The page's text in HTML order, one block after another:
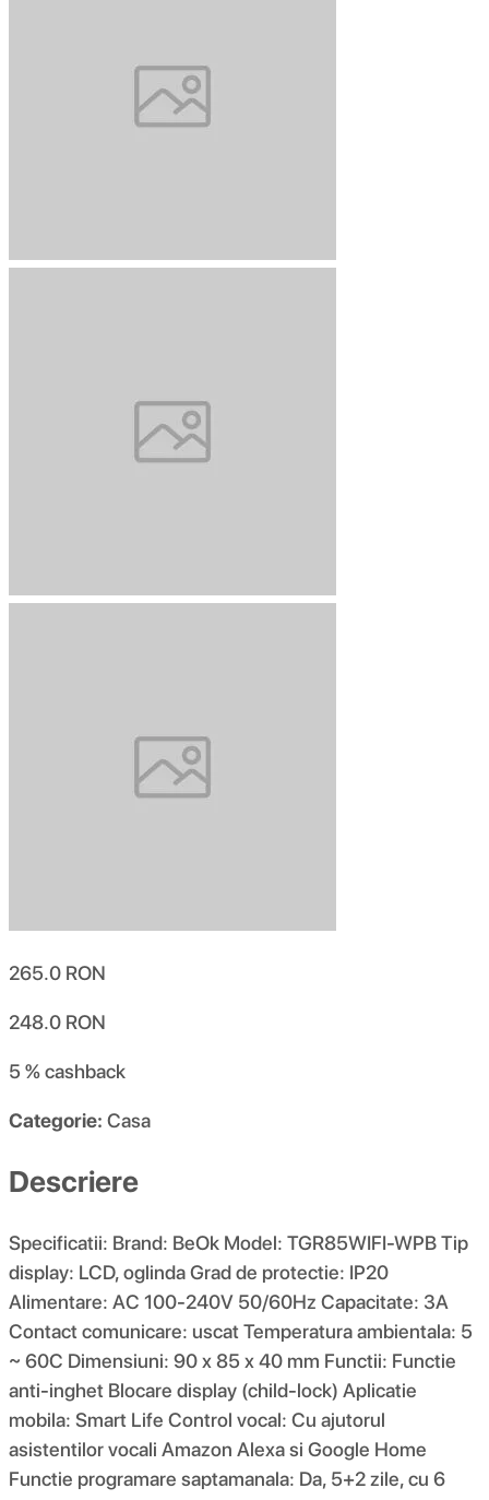
265.0 RON
248.0 RON
5 %cashback
Categorie: Casa
Descriere
Specificatii: Brand: BeOk Model: TGR85WIFI-WPB Tip
display: LCD, oglinda Grad de protectie: IP20
Alimentare: AC 100-240V 50/60Hz Capacitate: 3A
Contact comunicare: uscat Temperatura ambientala: 5
~ 60C Dimensiuni: 90 x 85 x 40 mm Functii: Functie
anti-inghet Blocare display (child-lock) Aplicatie
mobila: Smart Life Control vocal: Cu ajutorul
asistentilor vocali Amazon Alexa si Google Home
Functie programare saptamanala: Da, 5+2 zile, cu 6